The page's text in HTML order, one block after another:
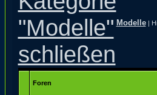
Modelle|
Foren